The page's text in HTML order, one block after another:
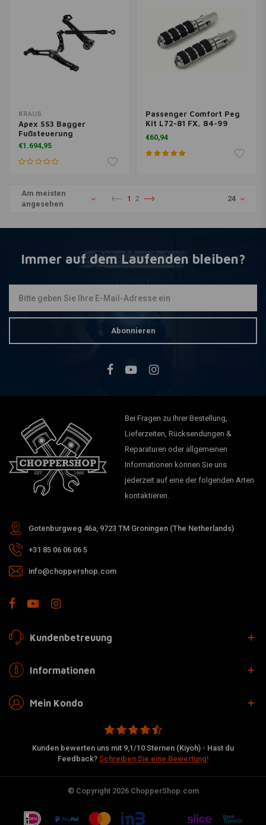
KRAUS
Apex SS3 Bagger
Fußsteuerung
€1.694,95
Passenger Comfort Peg
Kit L72-81 FX, 84-99
FXST und 82-92 FXR
€60,94
Am meisten
angesehen
1 2 24
Immer auf dem Laufenden bleiben?
Abonnieren
Bei Fragen zu Ihrer Bestellung,
Lieferzeiten, Rücksendungen &
Reparaturen oder allgemeinen
Informationen können Sie uns
jederzeit auf eine der folgenden Arten
kontaktieren.
Gotenburgweg 46a, 9723 TM Groningen (The Netherlands)
+31 85 06 06 06 5
info@choppershop.com
Kundenbetreuung
Informationen
Mein Kondo
Kunden bewerten uns mit 9,1/10 Sternen (Kiyoh) - Hast du
Feedback? Schreiben Sie eine Bewertung!
© Copyright 2026 ChopperShop.com